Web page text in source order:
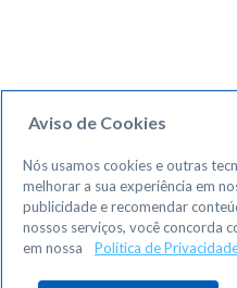
Aviso de Cookies
Nós usamos cookies e outras
melhorar a sua experiência em
publicidade e recomendar
nossos serviços, você concorda
em nossa
Política de